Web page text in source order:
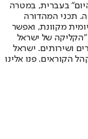
בעברית, במטרה
תכני המהדורה
מקוונת, ואפשר
"הקליקה של ישראל
ושירותים. ישראל
הקוראים. פנו אלינו